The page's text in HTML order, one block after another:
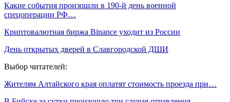
Какие события произошли в 190-й день военной
спецоперации РФ…
Криптовалютная биржа Binance уходит из России
День открытых дверей в Славгородской ДШИ
Выбор читателей:
Жителям Алтайского края оплатят стоимость проезда при…